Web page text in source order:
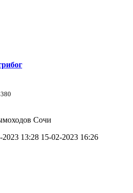
Сочи
2023 13:28 15-02-2023 16:26